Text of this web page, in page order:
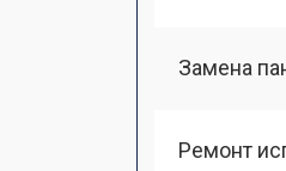
Замена
Ремонт